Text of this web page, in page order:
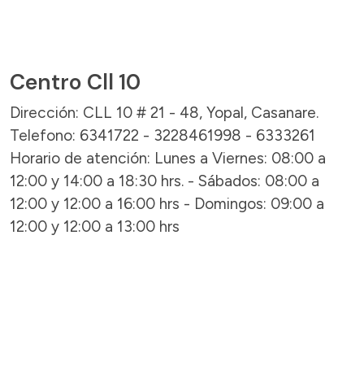
Centro Cll 10
Dirección: CLL 10 # 21 - 48, Yopal, Casanare.
Telefono: 6341722 - 3228461998 - 6333261
Horario de atención: Lunes a Viernes: 08:00 a
12:00 y 14:00 a 18:30 hrs. - Sábados: 08:00 a
12:00 y 12:00 a 16:00 hrs - Domingos: 09:00 a
12:00 y 12:00 a 13:00 hrs